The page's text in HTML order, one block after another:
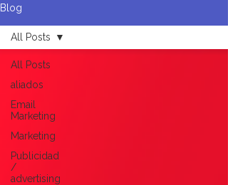
Blog
All Posts
aliados
Email
Marketing
Marketing
Publicidad
/
advertising
All Posts